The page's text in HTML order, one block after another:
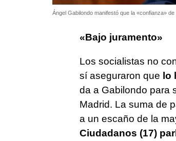
Ángel Gabilondo manifestó que la «confianza»
«Bajo juramento»
Los socialistas no
sí aseguraron que lo
da a Gabilondo para
Madrid. La suma de
a un escaño de la
Ciudadanos (17)